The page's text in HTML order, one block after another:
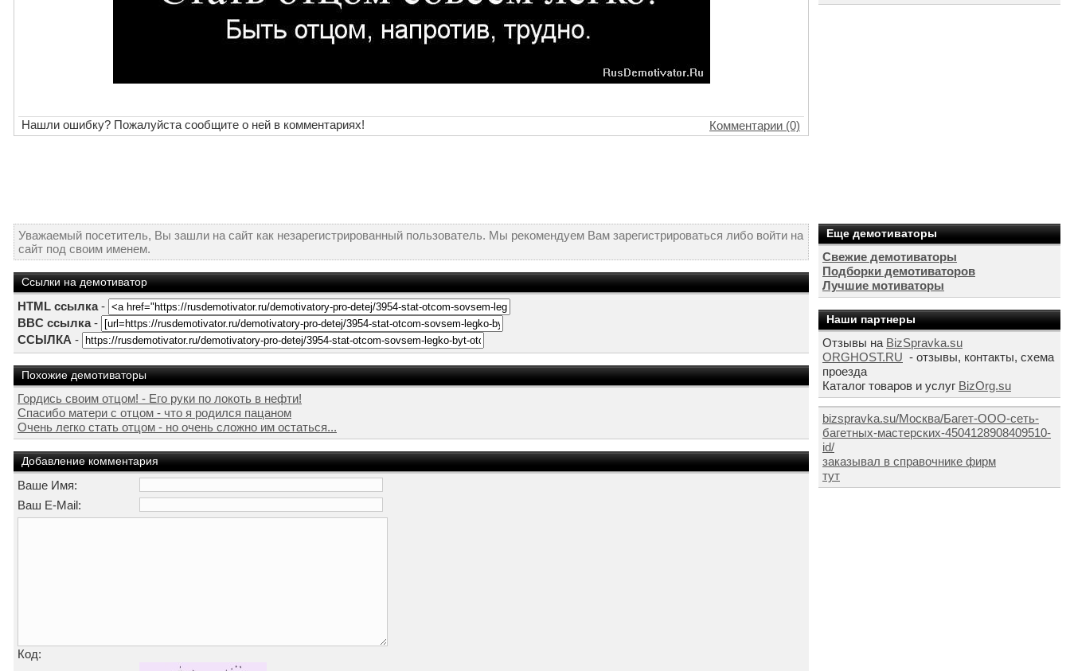
Нашли ошибку? Пожалуйста сообщите о ней в комментариях! Комментарии (0)
Уважаемый посетитель, Вы зашли на сайт как незарегистрированный пользователь. Мы рекомендуем Вам зарегистрироваться либо войти на
сайт под своим именем.
Ссылки на демотиватор
HTML ссылка-
BBC ссылка-
ССЫЛКА -
Похожие демотиваторы
Гордись своим отцом! - Его руки по локоть в нефти!
Спасибо матери с отцом - что я родился пацаном
Очень легко стать отцом - но очень сложно им остаться...
Добавление комментария
Ваше Имя:
Ваш E-Mail:
Код:
Еще демотиваторы
Свежие демотиваторы
Подборки демотиваторов
Лучшие мотиваторы
Наши партнеры
Отзывы на BizSpravka.su
ORGHOST.RU - отзывы, контакты, схема
проезда
Каталог товаров и услуг BizOrg.su
bizspravka.su/Москва/Багет-ООО-сеть-
багетных-мастерских-4504128908409510-
id/
заказывал в справочнике фирм
тут